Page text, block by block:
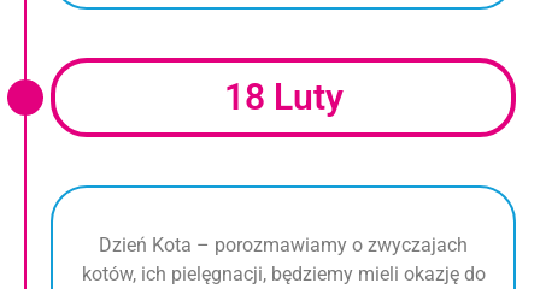
Dzień Kota – porozmawiamy o zwyczajach
kotów, ich pielęgnacji, będziemy mieli okazję do
18 Luty